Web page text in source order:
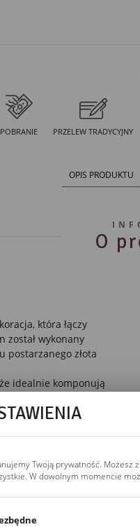
POBRANIE PRZELEW TRADYCYJNY
OPIS PRODUKTU
O
która łączy
został wykonany
postarzanego złota
idealnie komponują
industrialnym.
stworzą efektowny
się także jako ozdoba
ale też dodadzą
Twoją prywatność. Możesz
W dowolnym momencie